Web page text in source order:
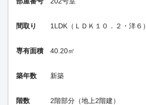
間取り 1LDK（ＬＤＫ１０．２・洋６）
専有面積 40.20㎡
築年数 新築
階数 2階部分（地上2階建）